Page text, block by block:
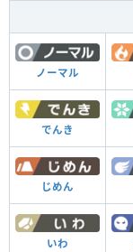
ノーマル
でんき
じめん
いわ